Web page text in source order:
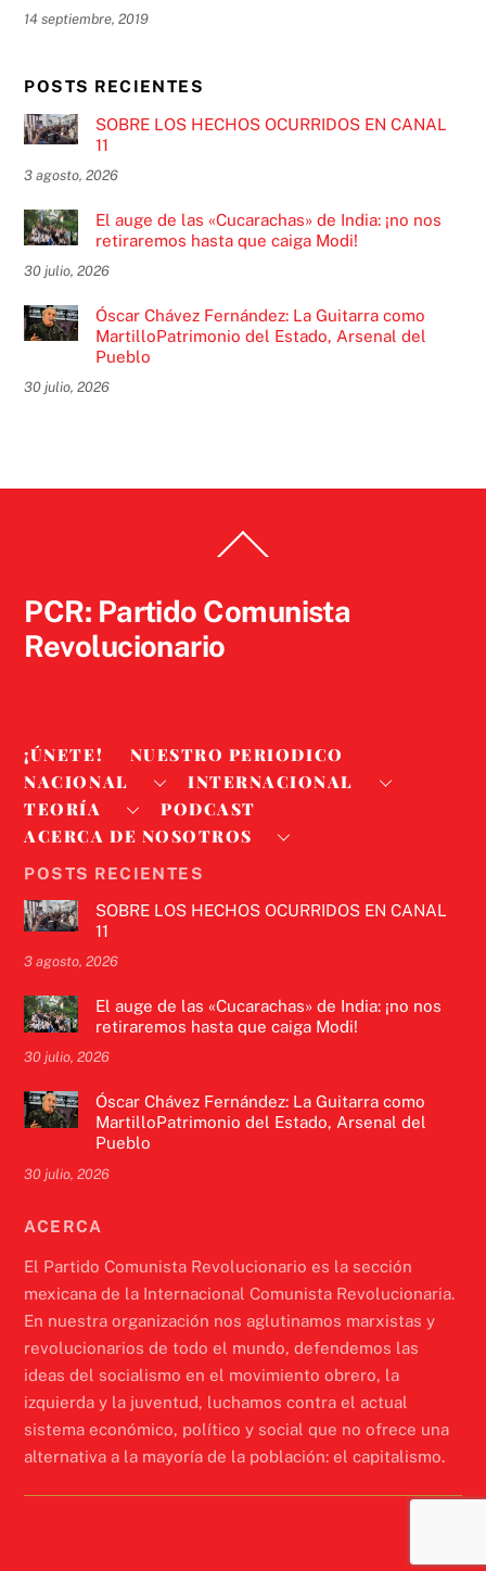
14 septiembre, 2019
POSTS RECIENTES
SOBRE LOS HECHOS OCURRIDOS EN CANAL
11
3 agosto, 2026
El auge de las «Cucarachas» de India: ¡no nos
retiraremos hasta que caiga Modi!
30 julio, 2026
Óscar Chávez Fernández: La Guitarra como
MartilloPatrimonio del Estado, Arsenal del
Pueblo
30 julio, 2026
To
PCR: Partido Comunista
Revolucionario
¡ÚNETE!
NUESTRO PERIODICO
NACIONAL
INTERNACIONAL
TEORÍA
PODCAST
ACERCA DE NOSOTROS
POSTS RECIENTES
SOBRE LOS HECHOS OCURRIDOS EN CANAL
11
3 agosto, 2026
El auge de las «Cucarachas» de India: ¡no nos
retiraremos hasta que caiga Modi!
30 julio, 2026
Óscar Chávez Fernández: La Guitarra como
MartilloPatrimonio del Estado, Arsenal del
Pueblo
30 julio, 2026
ACERCA
El Partido Comunista Revolucionario es la sección
mexicana de la Internacional Comunista Revolucionaria.
En nuestra organización nos aglutinamos marxistas y
revolucionarios de todo el mundo, defendemos las
ideas del socialismo en el movimiento obrero, la
izquierda y la juventud, luchamos contra el actual
sistema económico, político y social que no ofrece una
alternativa a la mayoría de la población: el capitalismo.